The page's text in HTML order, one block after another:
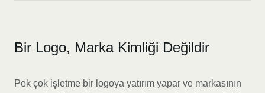
Bir Logo, Marka Kimliği Değildir
Pek çok işletme bir logoya yatırım yapar ve markasının